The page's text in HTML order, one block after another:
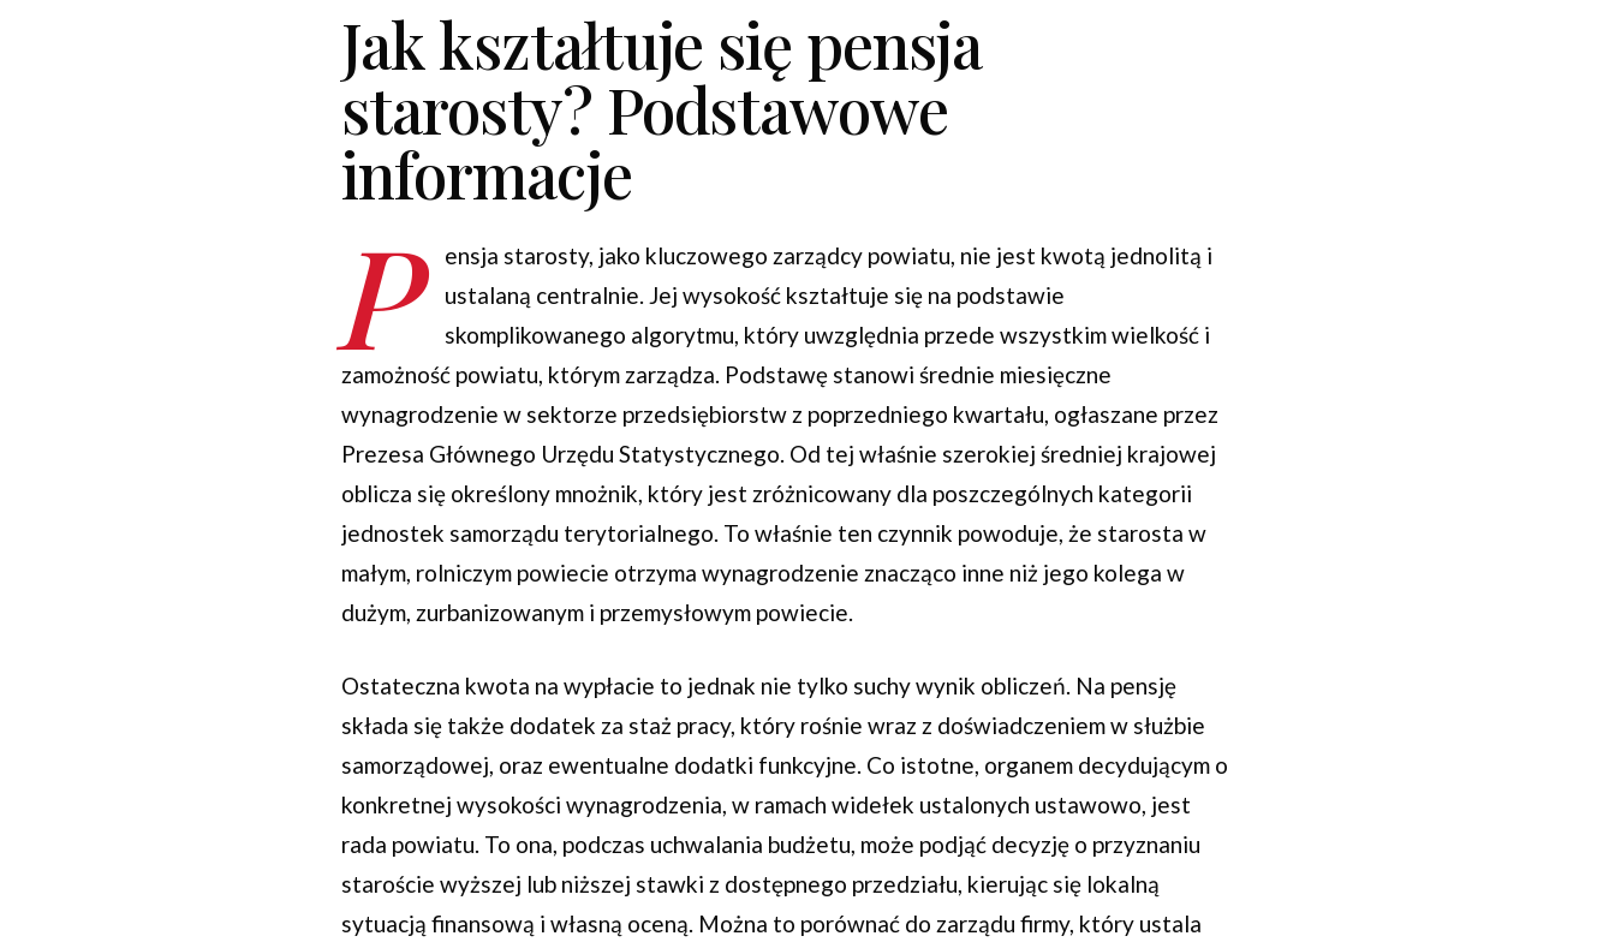
Jak kształtuje się pensja
starosty? Podstawowe
informacje
P
ensja starosty, jako kluczowego zarządcy powiatu, nie jest kwotą jednolitą i
ustalaną centralnie. Jej wysokość kształtuje się na podstawie
skomplikowanego algorytmu, który uwzględnia przede wszystkim wielkość i
zamożność powiatu, którym zarządza. Podstawę stanowi średnie miesięczne
wynagrodzenie w sektorze przedsiębiorstw z poprzedniego kwartału, ogłaszane przez
Prezesa Głównego Urzędu Statystycznego. Od tej właśnie szerokiej średniej krajowej
oblicza się określony mnożnik, który jest zróżnicowany dla poszczególnych kategorii
jednostek samorządu terytorialnego. To właśnie ten czynnik powoduje, że starosta w
małym, rolniczym powiecie otrzyma wynagrodzenie znacząco inne niż jego kolega w
dużym, zurbanizowanym i przemysłowym powiecie.
Ostateczna kwota na wypłacie to jednak nie tylko suchy wynik obliczeń. Na pensję
składa się także dodatek za staż pracy, który rośnie wraz z doświadczeniem w służbie
samorządowej, oraz ewentualne dodatki funkcyjne. Co istotne, organem decydującym o
konkretnej wysokości wynagrodzenia, w ramach widełek ustalonych ustawowo, jest
rada powiatu. To ona, podczas uchwalania budżetu, może podjąć decyzję o przyznaniu
staroście wyższej lub niższej stawki z dostępnego przedziału, kierując się lokalną
sytuacją finansową i własną oceną. Można to porównać do zarządu firmy, który ustala